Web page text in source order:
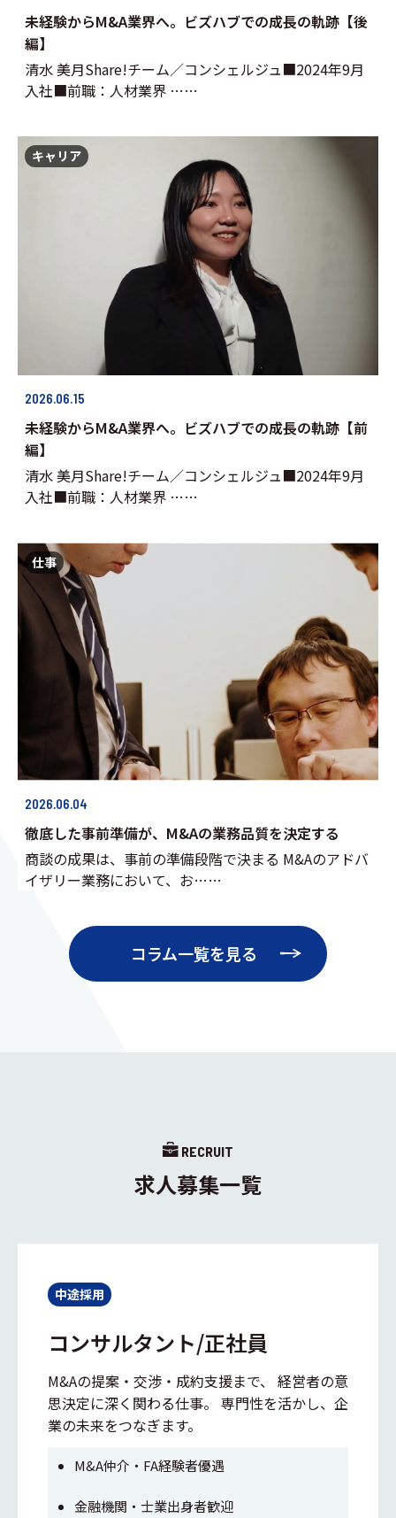
未経験からM&A業界へ。ビズハブでの成長の軌跡【後
編】
清水 美月Share!チーム／コンシェルジュ■2024年9月
入社■前職：人材業界 ……
2026.06.15
未経験からM&A業界へ。ビズハブでの成長の軌跡【前
編】
清水 美月Share!チーム／コンシェルジュ■2024年9月
入社■前職：人材業界 ……
キャリア
2026.06.04
徹底した事前準備が、M&Aの業務品質を決定する
商談の成果は、事前の準備段階で決まる M&Aのアドバ
イザリー業務において、お……
仕事
コラム一覧を見る
RECRUIT
求人募集一覧
中途採用
コンサルタント/正社員
M&Aの提案・交渉・成約支援まで、 経営者の意
思決定に深く関わる仕事。 専門性を活かし、企
業の未来をつなぎます。
M&A仲介・FA経験者優遇
金融機関・士業出身者歓迎